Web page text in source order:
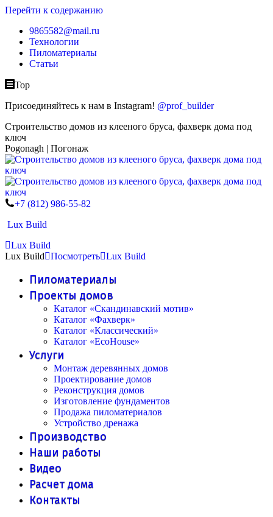
Перейти к содержанию
9865582@mail.ru
Технологии
Пиломатериалы
Статьи
Top
Присоединяйтесь к нам в Instagram! @prof_builder
Строительство домов из клееного бруса, фахверк дома под
ключ
Pogonagh | Погонаж
+7 (812) 986-55-82
Lux Build
Lux Build
Lux Build
Посмотреть Lux Build
Пиломатериалы
Проекты домов
Каталог «Скандинавский мотив»
Каталог «Фахверк»
Каталог «Классический»
Каталог «EcoHouse»
Услуги
Монтаж деревянных домов
Проектирование домов
Реконструкция домов
Изготовление фундаментов
Продажа пиломатериалов
Устройство дренажа
Производство
Наши работы
Видео
Расчет дома
Контакты